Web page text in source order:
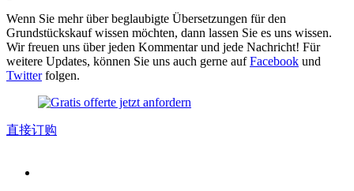
Wenn Sie mehr über beglaubigte Übersetzungen für den
Grundstückskauf wissen möchten, dann lassen Sie es uns wissen.
Wir freuen uns über jeden Kommentar und jede Nachricht! Für
weitere Updates, können Sie uns auch gerne aufFacebook und
Twitterfolgen.
直接订购